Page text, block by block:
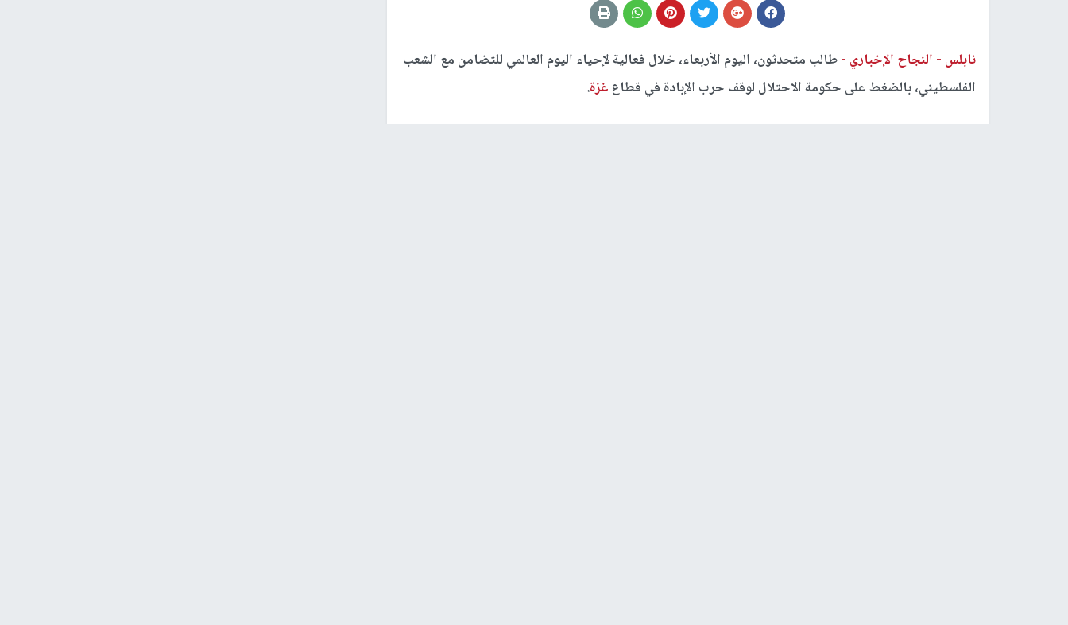
نابلس - النجاح الإخباري -طالب متحدثون، اليوم الأربعاء، خلال فعالية لإحياء اليوم العالمي للتضامن مع الشعب
الفلسطيني، بالضغط على حكومة الاحتلال لوقف حرب الإبادة في قطاع غزة.